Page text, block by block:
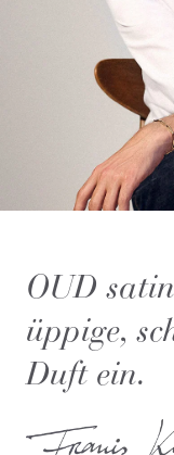
OUD
üppige,
Duft ein.